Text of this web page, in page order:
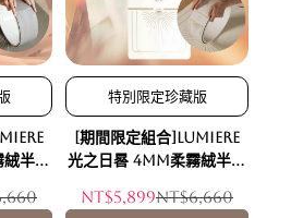
半圓
光之
特別限定珍藏版
[期間限定組合]Lumiere
光之日晷 4mm柔霧絨半圓
特別版＋Lumiere 光之日
NT$5,899NT$6,660